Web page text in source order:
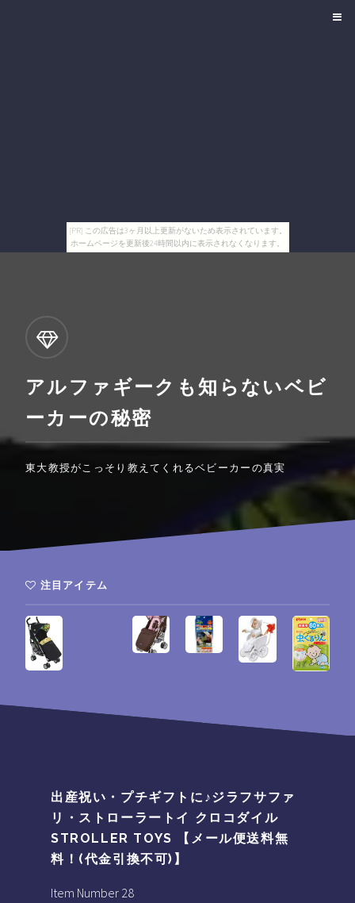
[PR] この広告は3ヶ月以上更新がないため表示されています。
ホームページを更新後24時間以内に表示されなくなります。
アルファギークも知らないベビ
ーカーの秘密
東大教授がこっそり教えてくれるベビーカーの真実
注目アイテム
出産祝い・プチギフトに♪ジラフサファ
リ・ストローラートイ クロコダイル
STROLLER TOYS 【メール便送料無
料！(代金引換不可)】
Item Number 28